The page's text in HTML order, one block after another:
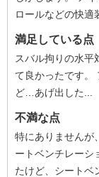
ロールなどの快適
満足している点
スバル拘りの水平
て良かったです。
ど…あげ出した...
不満な点
特にありませんが
ートベンチレーシ
たけど、シートベ